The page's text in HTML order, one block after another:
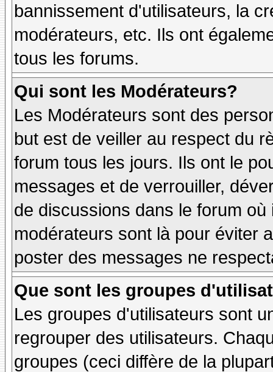
bannissement d'utilisateurs, la
modérateurs, etc. Ils ont
tous les forums.
Qui sont les Modérateurs?
Les Modérateurs sont des
but est de veiller au respect du
forum tous les jours. Ils ont le
messages et de verrouiller,
de discussions dans le forum
modérateurs sont là pour éviter
poster des messages ne
Que sont les groupes
Les groupes d'utilisateurs sont
regrouper des utilisateurs.
groupes (ceci diffère de la